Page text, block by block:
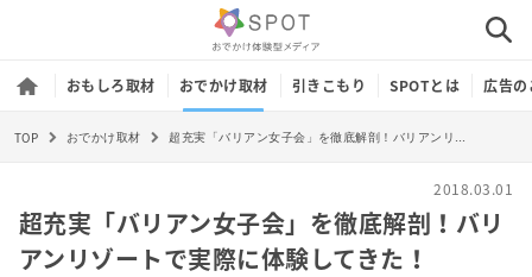
おもしろ取材 おでかけ取材 引きこもり SPOTとは 広告
TOP おでかけ取材
2018.03.01
超充実「バリアン女子会」を徹底解剖！バリ
アンリゾートで実際に体験してきた！